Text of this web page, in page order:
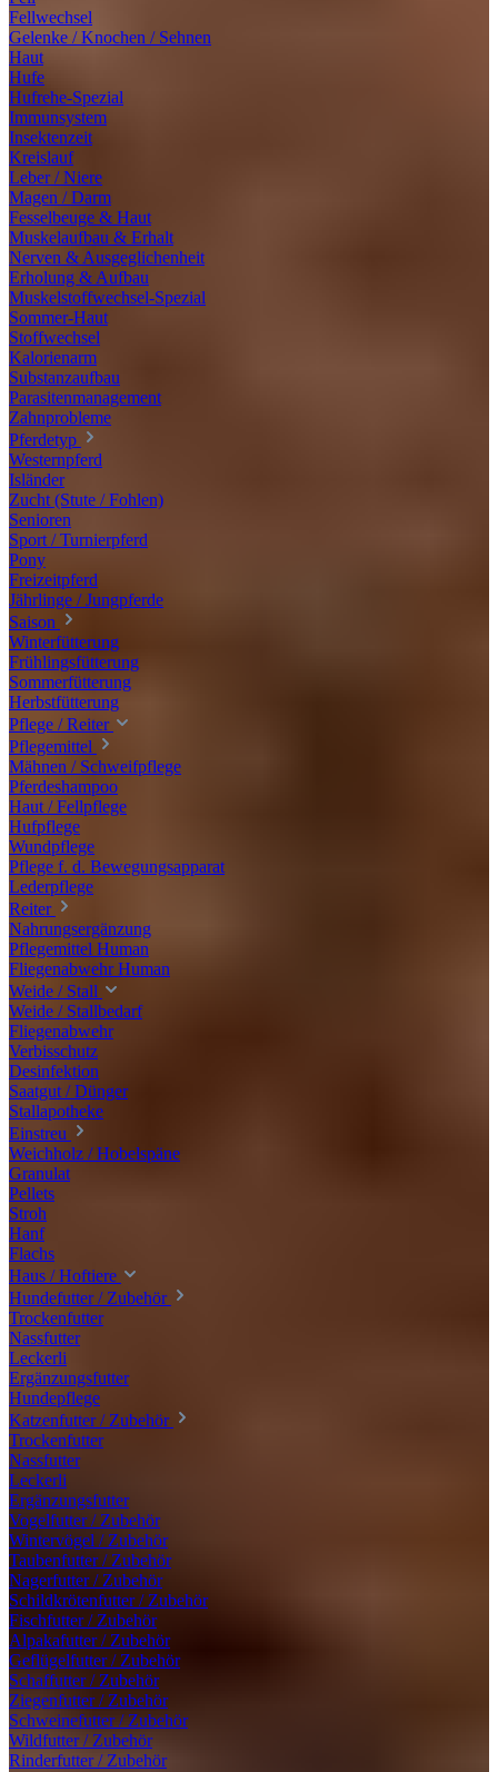
Fellwechsel
Gelenke / Knochen / Sehnen
Haut
Hufe
Hufrehe-Spezial
Immunsystem
Insektenzeit
Kreislauf
Leber / Niere
Magen / Darm
Fesselbeuge & Haut
Muskelaufbau & Erhalt
Nerven & Ausgeglichenheit
Erholung & Aufbau
Muskelstoffwechsel-Spezial
Sommer-Haut
Stoffwechsel
Kalorienarm
Substanzaufbau
Parasitenmanagement
Zahnprobleme
Pferdetyp
Westernpferd
Isländer
Zucht (Stute / Fohlen)
Senioren
Sport / Turnierpferd
Pony
Freizeitpferd
Jährlinge / Jungpferde
Saison
Winterfütterung
Frühlingsfütterung
Sommerfütterung
Herbstfütterung
Pflege / Reiter
Pflegemittel
Mähnen / Schweifpflege
Pferdeshampoo
Haut / Fellpflege
Hufpflege
Wundpflege
Pflege f. d. Bewegungsapparat
Lederpflege
Reiter
Nahrungsergänzung
Pflegemittel Human
Fliegenabwehr Human
Weide / Stall
Weide / Stallbedarf
Fliegenabwehr
Verbisschutz
Desinfektion
Saatgut / Dünger
Stallapotheke
Einstreu
Weichholz / Hobelspäne
Granulat
Pellets
Stroh
Hanf
Flachs
Haus / Hoftiere
Hundefutter / Zubehör
Trockenfutter
Nassfutter
Leckerli
Ergänzungsfutter
Hundepflege
Katzenfutter / Zubehör
Trockenfutter
Nassfutter
Leckerli
Ergänzungsfutter
Vogelfutter / Zubehör
Wintervögel / Zubehör
Taubenfutter / Zubehör
Nagerfutter / Zubehör
Schildkrötenfutter / Zubehör
Fischfutter / Zubehör
Alpakafutter / Zubehör
Geflügelfutter / Zubehör
Schaffutter / Zubehör
Ziegenfutter / Zubehör
Schweinefutter / Zubehör
Wildfutter / Zubehör
Rinderfutter / Zubehör